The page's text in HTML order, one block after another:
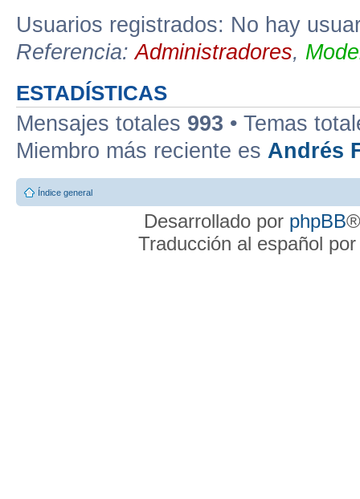
Usuarios registrados: No hay
Referencia:Administradores,
ESTADÍSTICAS
Mensajes totales 993 • Temas
Miembro más reciente es Andrés
Índice general
Desarrollado por phpBB
Traducción al español